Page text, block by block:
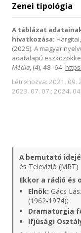
Zenei tipológia
A táblázat
hivatkozása:
(2025). A magyar
adatalapú
Média, (4), 48–64.
Létrehozva: 2021. 09.
2023. 07. 07.; 2024.
A bemutató
és Televízió (MRT)
Ekkor a rádió és
Elnök: Gács
(1962-1974);
Dramaturgia
Ifjúsági